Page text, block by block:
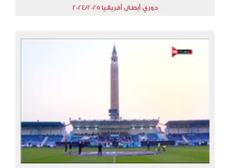
دوري أبطال أفريقيا 2024/2025